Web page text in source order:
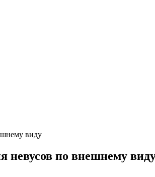
виду
невусов по внешнему